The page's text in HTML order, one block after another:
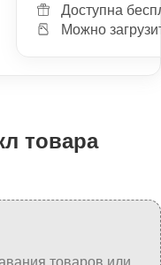
Доступна
Можно
товара